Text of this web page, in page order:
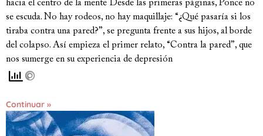
hacia el centro de la mente Desde las primeras páginas, Ponce no
se escuda. No hay rodeos, no hay maquillaje: “¿Qué pasaría si los
tiraba contra una pared?”, se pregunta frente a sus hijos, al borde
del colapso. Así empieza el primer relato, “Contra la pared”, que
nos sumerge en su experiencia de depresión
Continuar »